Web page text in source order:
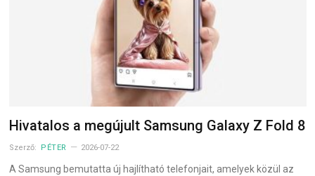
Hivatalos a megújult Samsung Galaxy Z Fold 8
Szerző: PÉTER 2026-07-22
A Samsung bemutatta új hajlítható telefonjait, amelyek közül az